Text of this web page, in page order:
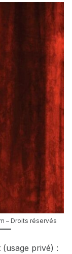
– Droits réservés
privé) :